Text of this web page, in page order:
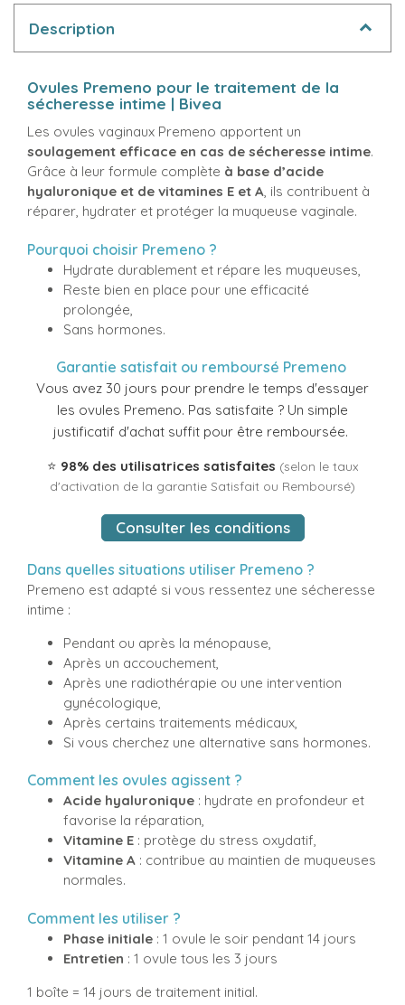
Description
Ovules Premeno pour le traitement de la
sécheresse intime | Bivea
Les ovules vaginaux Premeno apportent un
soulagement efficace en cas de sécheresse intime.
Grâce à leur formule complète à base d’acide
hyaluronique et de vitamines E et A, ils contribuent à
réparer, hydrater et protéger la muqueuse vaginale.
Pourquoi choisir Premeno ?
Hydrate durablement et répare les muqueuses,
Reste bien en place pour une efficacité
prolongée,
Sans hormones.
Garantie satisfait ou remboursé Premeno
Vous avez 30 jours pour prendre le temps d'essayer
les ovules Premeno. Pas satisfaite ? Un simple
justificatif d'achat suffit pour être remboursée.
⭐ 98% des utilisatrices satisfaites (selon le taux
d'activation de la garantie Satisfait ou Remboursé)
Consulter les conditions
Dans quelles situations utiliser Premeno ?
Premeno est adapté si vous ressentez une sécheresse
intime :
Pendant ou après la ménopause,
Après un accouchement,
Après une radiothérapie ou une intervention
gynécologique,
Après certains traitements médicaux,
Si vous cherchez une alternative sans hormones.
Comment les ovules agissent ?
Acide hyaluronique : hydrate en profondeur et
favorise la réparation,
Vitamine E : protège du stress oxydatif,
Vitamine A : contribue au maintien de muqueuses
normales.
Comment les utiliser ?
Phase initiale : 1 ovule le soir pendant 14 jours
Entretien : 1 ovule tous les 3 jours
1 boîte = 14 jours de traitement initial.